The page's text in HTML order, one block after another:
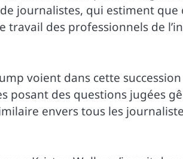
journalistes, qui estiment
travail des professionnels de
voient dans cette
posant des questions jugées
envers tous les